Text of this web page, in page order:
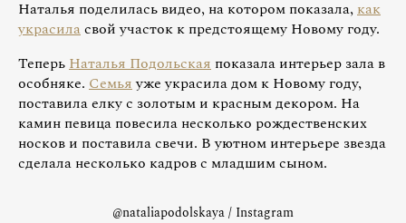
Наталья поделилась видео, на котором показала, как
украсиласвой участок к предстоящему Новому году.
Теперь Наталья Подольская показала интерьер зала в
особняке. Семьяуже украсила дом к Новому году,
поставила елку с золотым и красным декором. На
камин певица повесила несколько рождественских
носков и поставила свечи. В уютном интерьере звезда
сделала несколько кадров с младшим сыном.
@nataliapodolskaya / Instagram